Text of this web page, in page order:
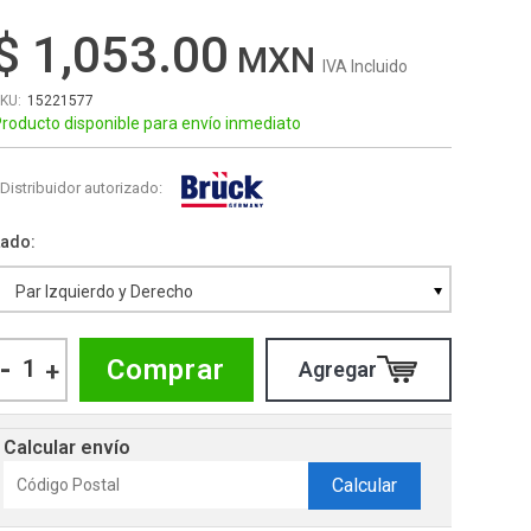
1,053.00 IVA Incluido
15221577
disponible para envío inmediato
Distribuidor autorizado:
Par Izquierdo y Derecho
- + Comprar
Calcular envío
Calcular